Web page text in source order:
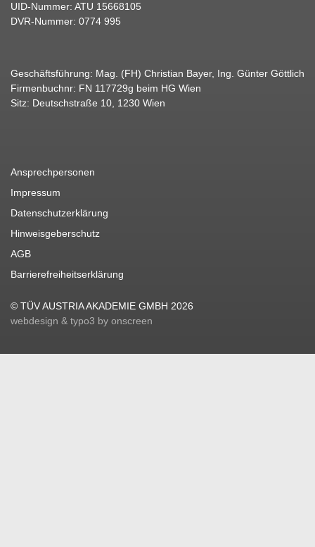
UID-Nummer: ATU 15668105
DVR-Nummer: 0774 995
Geschäftsführung: Mag. (FH) Christian Bayer, Ing. Günter Göttlich
Firmenbuchnr: FN 117729g beim HG Wien
Sitz: Deutschstraße 10, 1230 Wien
Ansprechpersonen
Impressum
Datenschutzerklärung
Hinweisgeberschutz
AGB
Barrierefreiheitserklärung
© TÜV AUSTRIA AKADEMIE GMBH 2026
webdesign & typo3 by onscreen